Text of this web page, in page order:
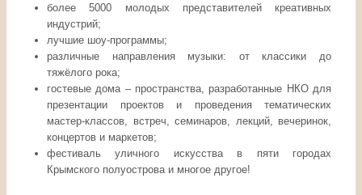
более 5000 молодых представителей креативных
индустрий;
лучшие шоу-программы;
различные направления музыки: от классики до
тяжёлого рока;
гостевые дома – пространства, разработанные НКО для
презентации проектов и проведения тематических
мастер-классов, встреч, семинаров, лекций, вечеринок,
концертов и маркетов;
фестиваль уличного искусства в пяти городах
Крымского полуострова и многое другое!